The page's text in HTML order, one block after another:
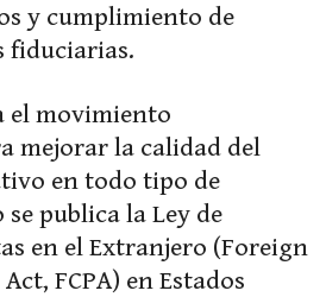
y cumplimiento de
fiduciarias.
el movimiento
mejorar la calidad del
en todo tipo de
se publica la Ley de
en el Extranjero (Foreign
FCPA) en Estados